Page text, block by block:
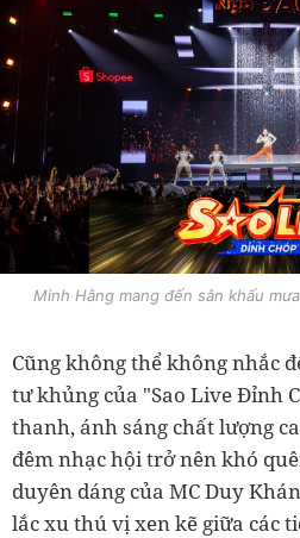
Minh Hằng mang đến sân khấu
Cũng không thể không nhắc
tư khủng của "Sao Live Đỉnh
thanh, ánh sáng chất lượng
đêm nhạc hội trở nên khó
duyên dáng của MC Duy
lắc xu thú vị xen kẽ giữa các